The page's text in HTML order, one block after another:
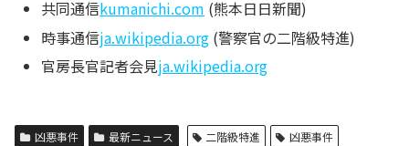
共同通信kumanichi.com (熊本日日新聞)
時事通信ja.wikipedia.org (警察官の二階級特進)
官房長官記者会見ja.wikipedia.org
凶悪事件 最新ニュース 二階級特進
凶悪事件